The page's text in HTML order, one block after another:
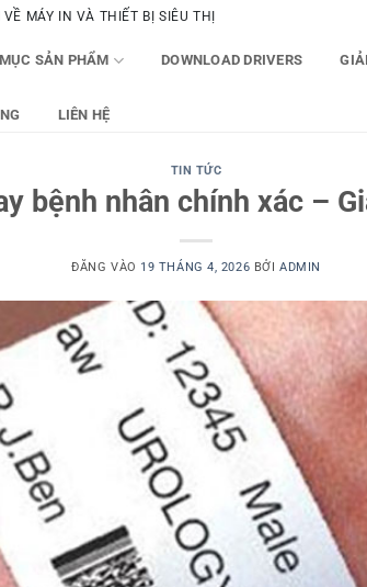
MÁY IN VÀ THIẾT BỊ SIÊU THỊ
SẢN PHẨM DOWNLOAD DRIVERS
LIÊN HỆ
TIN TỨC
bệnh nhân chính xác –
ĐĂNG VÀO 19 THÁNG 4, 2026 BỞI ADMIN